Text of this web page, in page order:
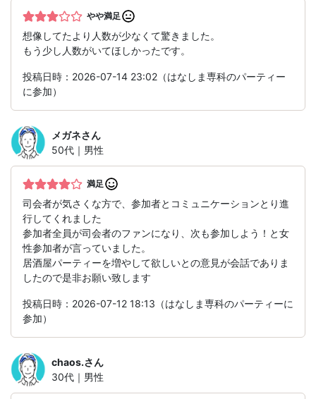
やや満足
想像してたより人数が少なくて驚きました。
もう少し人数がいてほしかったです。
投稿日時：2026-07-14 23:02（はなしま専科のパーティー
に参加）
メガネさん
50代｜男性
満足
司会者が気さくな方で、参加者とコミュニケーションとり進
行してくれました
参加者全員が司会者のファンになり、次も参加しよう！と女
性参加者が言っていました。
居酒屋パーティーを増やして欲しいとの意見が会話でありま
したので是非お願い致します
投稿日時：2026-07-12 18:13（はなしま専科のパーティーに
参加）
chaos.さん
30代｜男性